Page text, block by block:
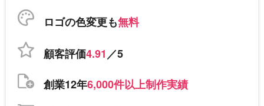
ロゴの色変更も無料
顧客評価4.91／5
創業12年6,000件以上制作実績